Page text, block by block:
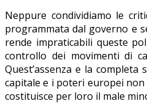
Neppure condividiamo le
programmata dal governo e
rende impraticabili queste
controllo dei movimenti di
Quest’assenza e la
capitale e i poteri europei non
costituisce per loro il male